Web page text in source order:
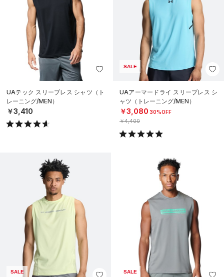
UAテック スリーブレス シャツ（ト
レーニング/MEN）
￥3,410
SALE
UAアーマードライ スリーブレス シ
ャツ（トレーニング/MEN）
￥3,080 30%OFF
￥4,400
SALE SALE